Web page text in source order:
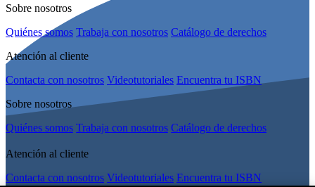
Sobre nosotros
Quiénes somos Trabaja con nosotros Catálogo de derechos
Atención al cliente
Contacta con nosotros Videotutoriales Encuentra tu ISBN
Sobre nosotros
Quiénes somos Trabaja con nosotros Catálogo de derechos
Atención al cliente
Contacta con nosotros Videotutoriales Encuentra tu ISBN